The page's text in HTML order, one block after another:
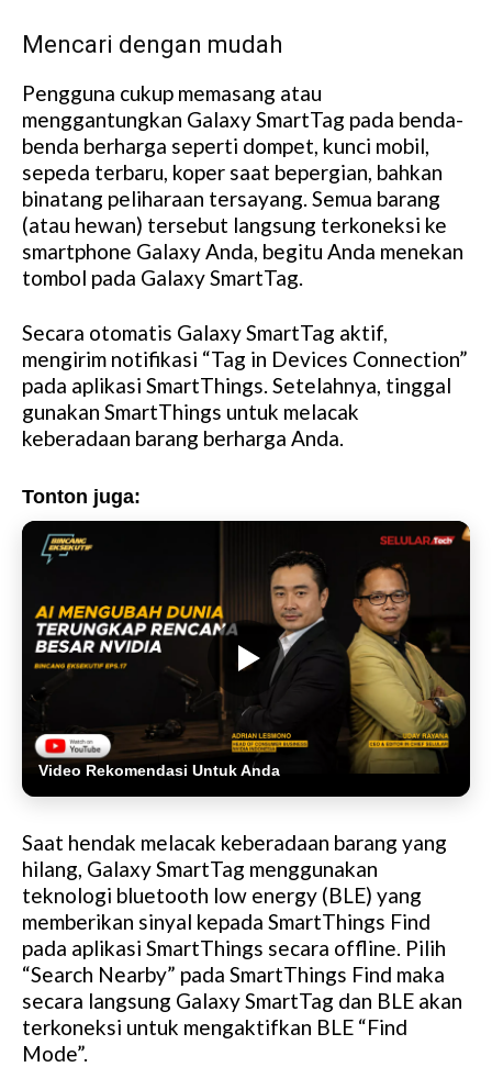
Mencari dengan mudah
Pengguna cukup memasang atau
menggantungkan Galaxy SmartTag pada benda-
benda berharga seperti dompet, kunci mobil,
sepeda terbaru, koper saat bepergian, bahkan
binatang peliharaan tersayang. Semua barang
(atau hewan) tersebut langsung terkoneksi ke
smartphone Galaxy Anda, begitu Anda menekan
tombol pada Galaxy SmartTag.
Secara otomatis Galaxy SmartTag aktif,
mengirim notifikasi “Tag in Devices Connection”
pada aplikasi SmartThings. Setelahnya, tinggal
gunakan SmartThings untuk melacak
keberadaan barang berharga Anda.
Tonton juga:
Video Rekomendasi Untuk Anda
Saat hendak melacak keberadaan barang yang
hilang, Galaxy SmartTag menggunakan
teknologi bluetooth low energy (BLE) yang
memberikan sinyal kepada SmartThings Find
pada aplikasi SmartThings secara offline. Pilih
“Search Nearby” pada SmartThings Find maka
secara langsung Galaxy SmartTag dan BLE akan
terkoneksi untuk mengaktifkan BLE “Find
Mode”.